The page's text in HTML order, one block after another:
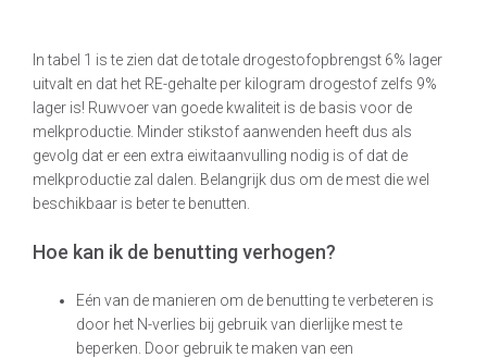
In tabel 1 is te zien dat de totale drogestofopbrengst 6% lager
uitvalt en dat het RE-gehalte per kilogram drogestof zelfs 9%
lager is! Ruwvoer van goede kwaliteit is de basis voor de
melkproductie. Minder stikstof aanwenden heeft dus als
gevolg dat er een extra eiwitaanvulling nodig is of dat de
melkproductie zal dalen. Belangrijk dus om de mest die wel
beschikbaar is beter te benutten.
Hoe kan ik de benutting verhogen?
Eén van de manieren om de benutting te verbeteren is
door het N-verlies bij gebruik van dierlijke mest te
beperken. Door gebruik te maken van een